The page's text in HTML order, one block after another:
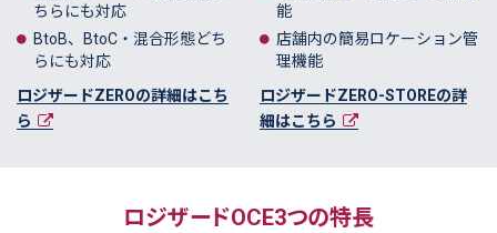
ちらにも対応
BtoB、BtoC・混合形態どち
らにも対応
ロジザードZEROの詳細はこち
ら
能
店舗内の簡易ロケーション管
理機能
ロジザードZERO-STOREの詳
細はこちら
ロジザードOCE3つの特長